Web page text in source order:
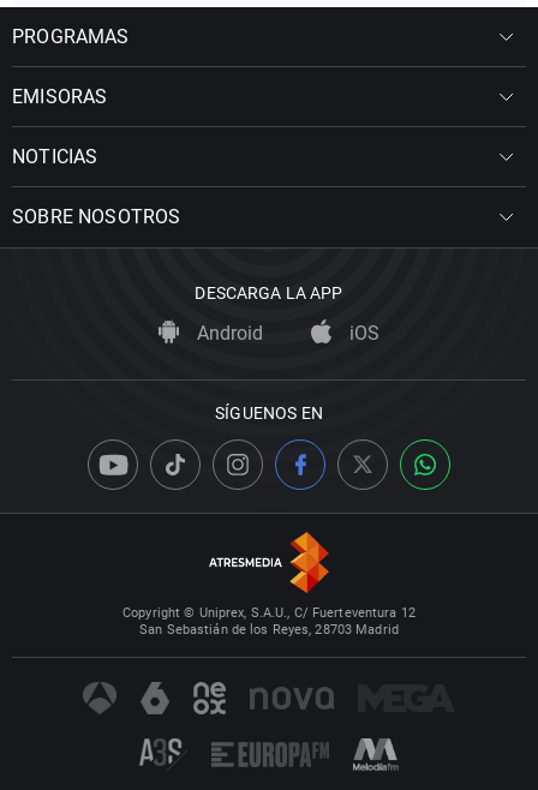
PROGRAMAS
EMISORAS
NOTICIAS
SOBRE NOSOTROS
DESCARGA LA APP
Android iOS
SÍGUENOS EN
Copyright © Uniprex, S.A.U., C/ Fuerteventura 12
San Sebastián de los Reyes, 28703 Madrid